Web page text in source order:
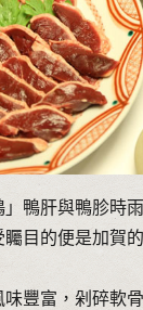
鴨肝與鴨胗時
目的便是加賀
豐富，剁碎軟